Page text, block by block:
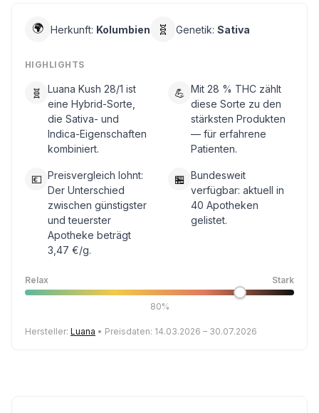
🌍 Herkunft: Kolumbien 🧬 Genetik: Sativa
HIGHLIGHTS
🧬
Luana Kush 28/1 ist
eine Hybrid-Sorte,
die Sativa- und
Indica-Eigenschaften
kombiniert.
💪 Mit 28 % THC zählt
diese Sorte zu den
stärksten Produkten
— für erfahrene
Patienten.
💶 Preisvergleich lohnt:
Der Unterschied
zwischen günstigster
und teuerster
Apotheke beträgt
3,47 €/g.
🏪 Bundesweit
verfügbar: aktuell in
40 Apotheken
gelistet.
Relax Stark
80%
Hersteller: Luana • Preisdaten: 14.03.2026 – 30.07.2026